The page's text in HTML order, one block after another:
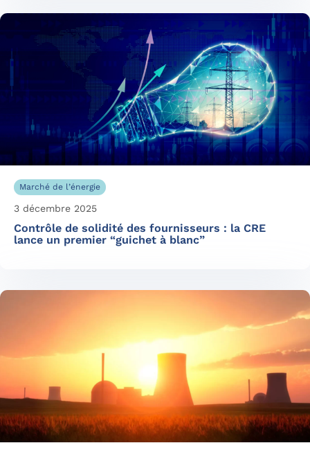
Marché de l’énergie
3 décembre 2025
Contrôle de solidité des fournisseurs : la CRE
lance un premier “guichet à blanc”